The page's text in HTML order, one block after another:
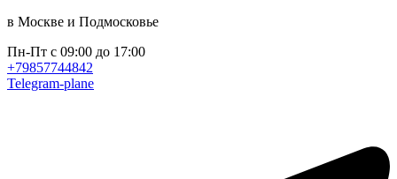
в Москве и Подмосковье
Пн-Пт с 09:00 до 17:00
+79857744842
Telegram-plane